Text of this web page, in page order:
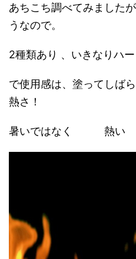
あちこち調べてみました
うなので。
2種類あり 、いきなりハー
で使用感は、塗ってしば
熱さ！
暑いではなく 熱い